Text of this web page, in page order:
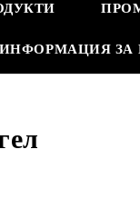
ИНФОРМАЦИЯ ЗА